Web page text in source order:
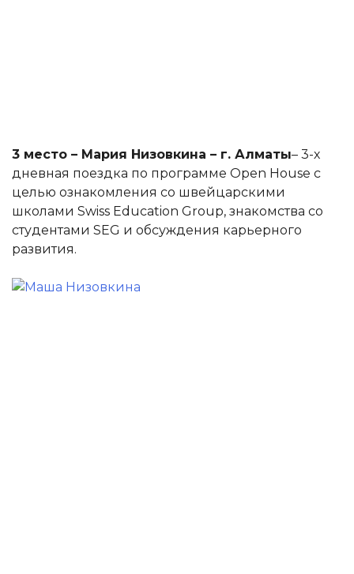
3 место – Мария Низовкина – г. Алматы– 3-х
дневная поездка по программе Open House с
целью ознакомления со швейцарскими
школами Swiss Education Group, знакомства со
студентами SEG и обсуждения карьерного
развития.